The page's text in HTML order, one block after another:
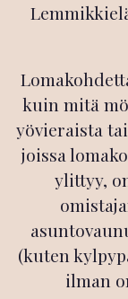
kuin mitä
yövieraista
joissa
ylittyy,
(kuten
ilman